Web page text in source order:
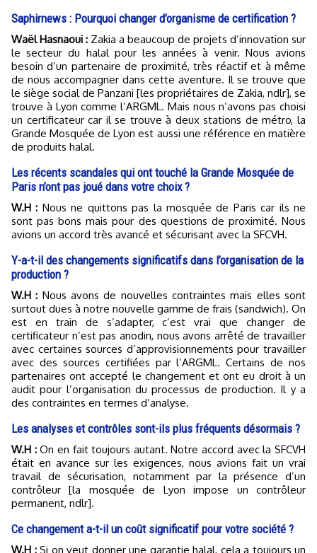
Saphirnews : Pourquoi changer d’organisme de certification ?
Waël Hasnaoui : Zakia a beaucoup de projets d’innovation sur
le secteur du halal pour les années à venir. Nous avions
besoin d’un partenaire de proximité, très réactif et à même
de nous accompagner dans cette aventure. Il se trouve que
le siège social de Panzani [les propriétaires de Zakia, ndlr], se
trouve à Lyon comme l’ARGML. Mais nous n’avons pas choisi
un certificateur car il se trouve à deux stations de métro, la
Grande Mosquée de Lyon est aussi une référence en matière
de produits halal.
Les récents scandales qui ont touché la Grande Mosquée de
Paris n’ont pas joué dans votre choix ?
W.H : Nous ne quittons pas la mosquée de Paris car ils ne
sont pas bons mais pour des questions de proximité. Nous
avions un accord très avancé et sécurisant avec la SFCVH.
Y-a-t-il des changements significatifs dans l’organisation de la
production ?
W.H : Nous avons de nouvelles contraintes mais elles sont
surtout dues à notre nouvelle gamme de frais (sandwich). On
est en train de s’adapter, c’est vrai que changer de
certificateur n’est pas anodin, nous avons arrêté de travailler
avec certaines sources d’approvisionnements pour travailler
avec des sources certifiées par l’ARGML. Certains de nos
partenaires ont accepté le changement et ont eu droit à un
audit pour l’organisation du processus de production. Il y a
des contraintes en termes d’analyse.
Les analyses et contrôles sont-ils plus fréquents désormais ?
W.H :On en fait toujours autant. Notre accord avec la SFCVH
était en avance sur les exigences, nous avions fait un vrai
travail de sécurisation, notamment par la présence d’un
contrôleur [la mosquée de Lyon impose un contrôleur
permanent, ndlr].
Ce changement a-t-il un coût significatif pour votre société ?
W.H :Si on veut donner une garantie halal, cela a toujours un